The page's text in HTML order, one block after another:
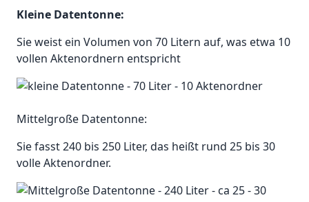
Kleine Datentonne:
Sie weist ein Volumen von 70 Litern auf, was etwa 10
vollen Aktenordnern entspricht
Mittelgroße Datentonne:
Sie fasst 240 bis 250 Liter, das heißt rund 25 bis 30
volle Aktenordner.